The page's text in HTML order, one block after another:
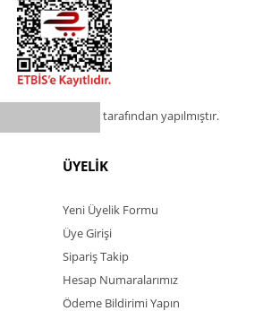
tarafından yapılmıştır.
ÜYELİK
Yeni Üyelik Formu
Üye Girişi
Sipariş Takip
Hesap Numaralarımız
Ödeme Bildirimi Yapın